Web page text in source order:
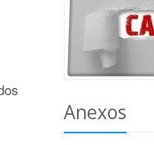
Anexos